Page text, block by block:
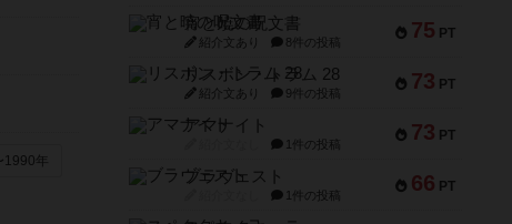
年
75 PT
宵と暁の呪文書
紹介文あり 8件の投稿
73 PT
リスボン・トラム 28
紹介文あり 9件の投稿
73 PT
アマナイト
1件の投稿
66 PT
ブラヴェスト
1件の投稿